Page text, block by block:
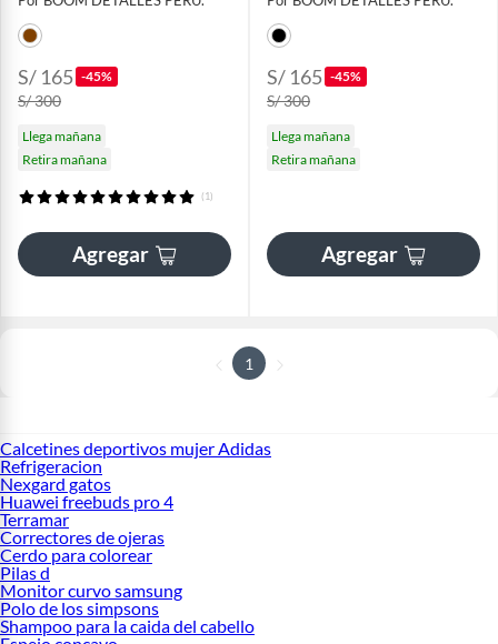
S/ 165 -45%
S/ 300
Llega mañana
Retira mañana
(1)
Agregar
S/ 165 -45%
S/ 300
Llega mañana
Retira mañana
Agregar
1
Calcetines deportivos mujer Adidas
Refrigeracion
Nexgard gatos
Huawei freebuds pro 4
Terramar
Correctores de ojeras
Cerdo para colorear
Pilas d
Monitor curvo samsung
Polo de los simpsons
Shampoo para la caida del cabello